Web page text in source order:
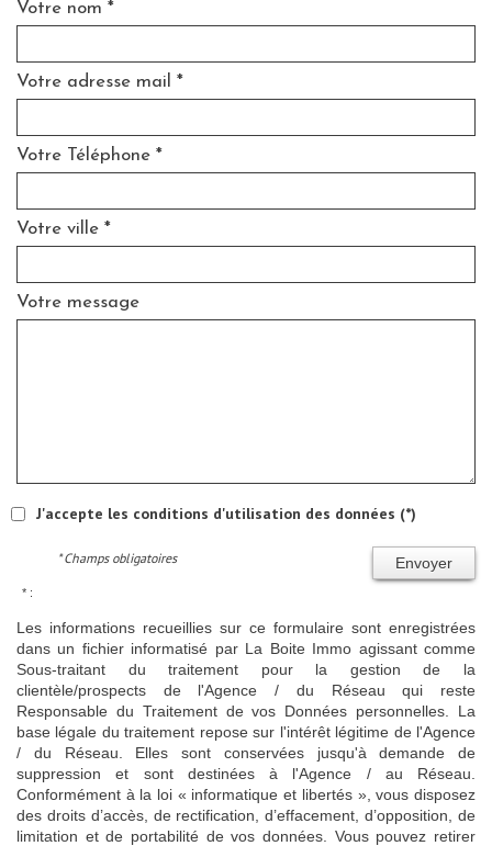
Votre nom *
Votre adresse mail *
Votre Téléphone *
Votre ville *
Votre message
J'accepte les conditions d'utilisation des données (*)
Envoyer
* Champs obligatoires
* :
Les informations recueillies sur ce formulaire sont enregistrées
dans un fichier informatisé par La Boite Immo agissant comme
Sous-traitant du traitement pour la gestion de la
clientèle/prospects de l'Agence / du Réseau qui reste
Responsable du Traitement de vos Données personnelles. La
base légale du traitement repose sur l'intérêt légitime de l'Agence
/ du Réseau. Elles sont conservées jusqu'à demande de
suppression et sont destinées à l'Agence / au Réseau.
Conformément à la loi « informatique et libertés », vous disposez
des droits d’accès, de rectification, d’effacement, d’opposition, de
limitation et de portabilité de vos données. Vous pouvez retirer